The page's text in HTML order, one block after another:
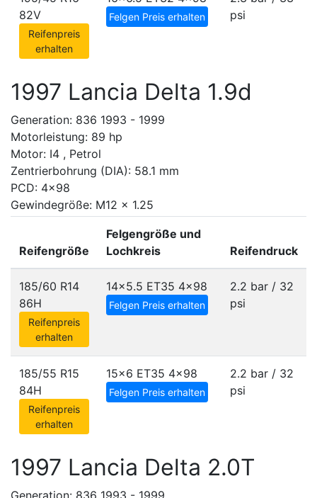
82V
Reifenpreis
erhalten
Felgen Preis erhalten
psi
1997 Lancia Delta 1.9d
Generation: 836 1993 - 1999
Motorleistung: 89 hp
Motor: I4 , Petrol
Zentrierbohrung (DIA): 58.1 mm
PCD: 4x98
Gewindegröße: M12 x 1.25
Reifengröße
Felgengröße und
Lochkreis
Reifendruck
185/60 R14
86H
Reifenpreis
erhalten
14x5.5 ET35 4x98
Felgen Preis erhalten
2.2 bar / 32
psi
185/55 R15
84H
Reifenpreis
erhalten
15x6 ET35 4x98
Felgen Preis erhalten
2.2 bar / 32
psi
1997 Lancia Delta 2.0T
Generation: 836 1993 - 1999